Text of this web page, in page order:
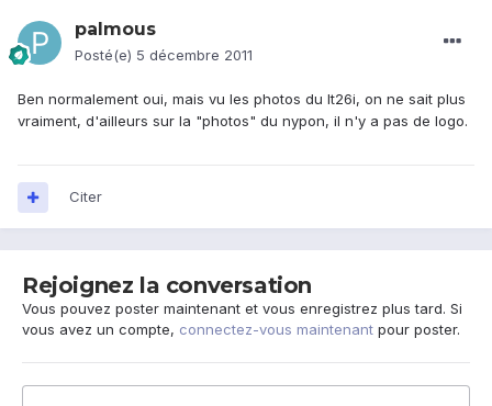
palmous
Posté(e) 5 décembre 2011
Ben normalement oui, mais vu les photos du lt26i, on ne sait plus
vraiment, d'ailleurs sur la "photos" du nypon, il n'y a pas de logo.
Citer
Rejoignez la conversation
Vous pouvez poster maintenant et vous enregistrez plus tard. Si
vous avez un compte, connectez-vous maintenant pour poster.